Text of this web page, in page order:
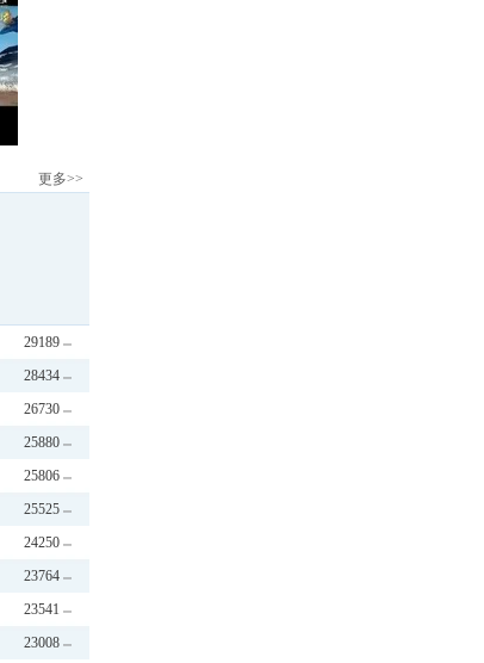
更多>>
29189
28434
26730
25880
25806
25525
24250
23764
23541
23008